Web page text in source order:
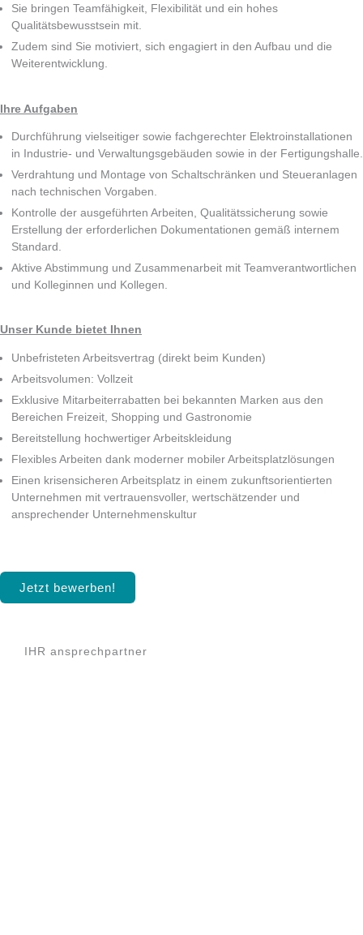
Sie bringen Teamfähigkeit, Flexibilität und ein hohes
Qualitätsbewusstsein mit.
Zudem sind Sie motiviert, sich engagiert in den Aufbau und die
Weiterentwicklung.
Ihre Aufgaben
Durchführung vielseitiger sowie fachgerechter Elektroinstallationen
in Industrie- und Verwaltungsgebäuden sowie in der Fertigungshalle.
Verdrahtung und Montage von Schaltschränken und Steueranlagen
nach technischen Vorgaben.
Kontrolle der ausgeführten Arbeiten, Qualitätssicherung sowie
Erstellung der erforderlichen Dokumentationen gemäß internem
Standard.
Aktive Abstimmung und Zusammenarbeit mit Teamverantwortlichen
und Kolleginnen und Kollegen.
Unser Kunde bietet Ihnen
Unbefristeten Arbeitsvertrag (direkt beim Kunden)
Arbeitsvolumen: Vollzeit
Exklusive Mitarbeiterrabatten bei bekannten Marken aus den
Bereichen Freizeit, Shopping und Gastronomie
Bereitstellung hochwertiger Arbeitskleidung
Flexibles Arbeiten dank moderner mobiler Arbeitsplatzlösungen
Einen krisensicheren Arbeitsplatz in einem zukunftsorientierten
Unternehmen mit vertrauensvoller, wertschätzender und
ansprechender Unternehmenskultur
Jetzt bewerben!
IHR ansprechpartner